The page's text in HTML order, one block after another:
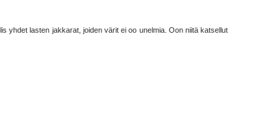
yhdet lasten jakkarat, joiden värit ei oo unelmia. Oon niitä katsellut